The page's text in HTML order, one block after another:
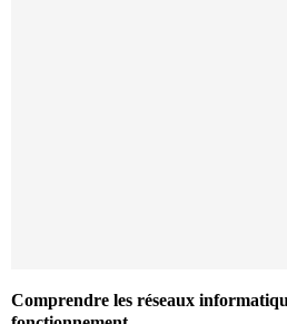
Comprendre les réseaux